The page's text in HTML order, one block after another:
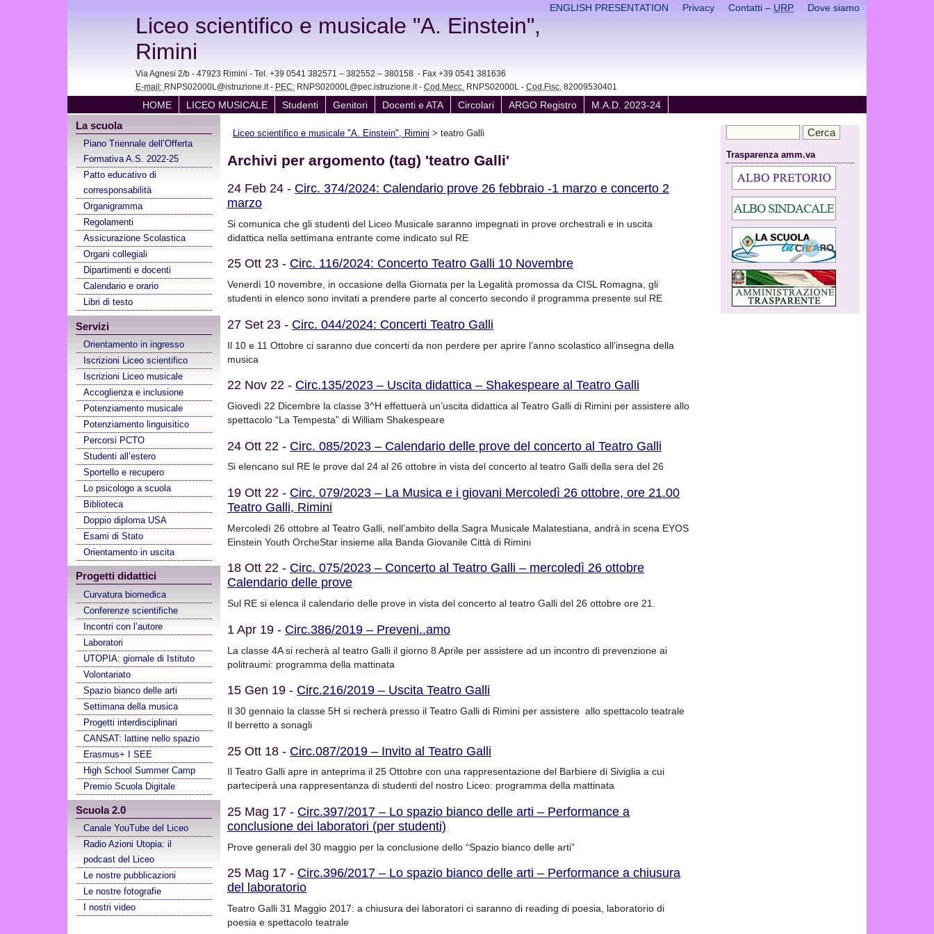
Dove siamo
Contatti – URP
Privacy
ENGLISH PRESENTATION
Liceo scientifico e musicale "A. Einstein",
Rimini
Via Agnesi 2/b - 47923 Rimini - Tel. +39 0541 382571 – 382552 – 380158 - Fax +39 0541 381636
E-mail: RNPS02000L@istruzione.it - PEC: RNPS02000L@pec.istruzione.it - Cod.Mecc. RNPS02000L - Cod.Fisc. 82009530401
HOME LICEO MUSICALE Studenti Genitori Docenti e ATA Circolari ARGO Registro M.A.D. 2023-24
La scuola
Piano Triennale dell’Offerta
Formativa A.S. 2022-25
Patto educativo di
corresponsabilità
Organigramma
Regolamenti
Assicurazione Scolastica
Organi collegiali
Dipartimenti e docenti
Calendario e orario
Libri di testo
Servizi
Orientamento in ingresso
Iscrizioni Liceo scientifico
Iscrizioni Liceo musicale
Accoglienza e inclusione
Potenziamento musicale
Potenziamento linguisitico
Percorsi PCTO
Studenti all’estero
Sportello e recupero
Lo psicologo a scuola
Biblioteca
Doppio diploma USA
Esami di Stato
Orientamento in uscita
Progetti didattici
Curvatura biomedica
Conferenze scientifiche
Incontri con l’autore
Laboratori
UTOPIA: giornale di Istituto
Volontariato
Spazio bianco delle arti
Settimana della musica
Progetti interdisciplinari
CANSAT: lattine nello spazio
Erasmus+ I SEE
High School Summer Camp
Premio Scuola Digitale
Scuola 2.0
Canale YouTube del Liceo
Radio Azioni Utopia: il
podcast del Liceo
Le nostre pubblicazioni
Le nostre fotografie
I nostri video
Liceo scientifico e musicale "A. Einstein", Rimini > teatro Galli
Archivi per argomento (tag) 'teatro Galli'
24 Feb 24 - Circ. 374/2024: Calendario prove 26 febbraio -1 marzo e concerto 2
marzo
Si comunica che gli studenti del Liceo Musicale saranno impegnati in prove orchestrali e in uscita
didattica nella settimana entrante come indicato sul RE
25 Ott 23 - Circ. 116/2024: Concerto Teatro Galli 10 Novembre
Venerdì 10 novembre, in occasione della Giornata per la Legalità promossa da CISL Romagna, gli
studenti in elenco sono invitati a prendere parte al concerto secondo il programma presente sul RE
27 Set 23 - Circ. 044/2024: Concerti Teatro Galli
Il 10 e 11 Ottobre ci saranno due concerti da non perdere per aprire l’anno scolastico all’insegna della
musica
22 Nov 22 - Circ.135/2023 – Uscita didattica – Shakespeare al Teatro Galli
Giovedì 22 Dicembre la classe 3^H effettuerà un’uscita didattica al Teatro Galli di Rimini per assistere allo
spettacolo “La Tempesta” di William Shakespeare
24 Ott 22 - Circ. 085/2023 – Calendario delle prove del concerto al Teatro Galli
Si elencano sul RE le prove dal 24 al 26 ottobre in vista del concerto al teatro Galli della sera del 26
19 Ott 22 - Circ. 079/2023 – La Musica e i giovani Mercoledì 26 ottobre, ore 21.00
Teatro Galli, Rimini
Mercoledì 26 ottobre al Teatro Galli, nell’ambito della Sagra Musicale Malatestiana, andrà in scena EYOS
Einstein Youth OrcheStar insieme alla Banda Giovanile Città di Rimini
18 Ott 22 - Circ. 075/2023 – Concerto al Teatro Galli – mercoledì 26 ottobre
Calendario delle prove
Sul RE si elenca il calendario delle prove in vista del concerto al teatro Galli del 26 ottobre ore 21.
1 Apr 19 - Circ.386/2019 – Preveni..amo
La classe 4A si recherà al teatro Galli il giorno 8 Aprile per assistere ad un incontro di prevenzione ai
politraumi: programma della mattinata
15 Gen 19 - Circ.216/2019 – Uscita Teatro Galli
Il 30 gennaio la classe 5H si recherà presso il Teatro Galli di Rimini per assistere allo spettacolo teatrale
Il berretto a sonagli
25 Ott 18 - Circ.087/2019 – Invito al Teatro Galli
Il Teatro Galli apre in anteprima il 25 Ottobre con una rappresentazione del Barbiere di Siviglia a cui
parteciperà una rappresentanza di studenti del nostro Liceo: programma della mattinata
25 Mag 17 - Circ.397/2017 – Lo spazio bianco delle arti – Performance a
conclusione dei laboratori (per studenti)
Prove generali del 30 maggio per la conclusione dello “Spazio bianco delle arti”
25 Mag 17 - Circ.396/2017 – Lo spazio bianco delle arti – Performance a chiusura
del laboratorio
Teatro Galli 31 Maggio 2017: a chiusura dei laboratori ci saranno di reading di poesia, laboratorio di
poesia e spettacolo teatrale
Trasparenza amm.va